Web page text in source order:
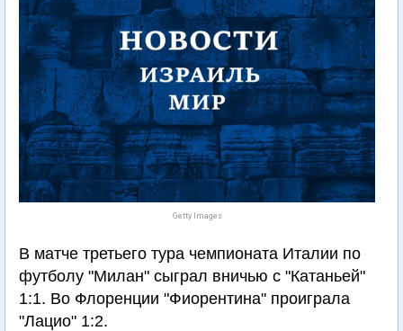
Getty Images
В матче третьего тура чемпионата Италии по
футболу "Милан" сыграл вничью с "Катаньей"
1:1. Во Флоренции "Фиорентина" проиграла
"Лацио" 1:2.